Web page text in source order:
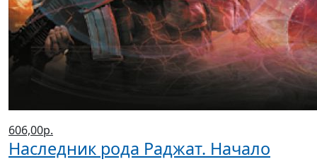
606,00р.
Наследник рода Раджат. Начало